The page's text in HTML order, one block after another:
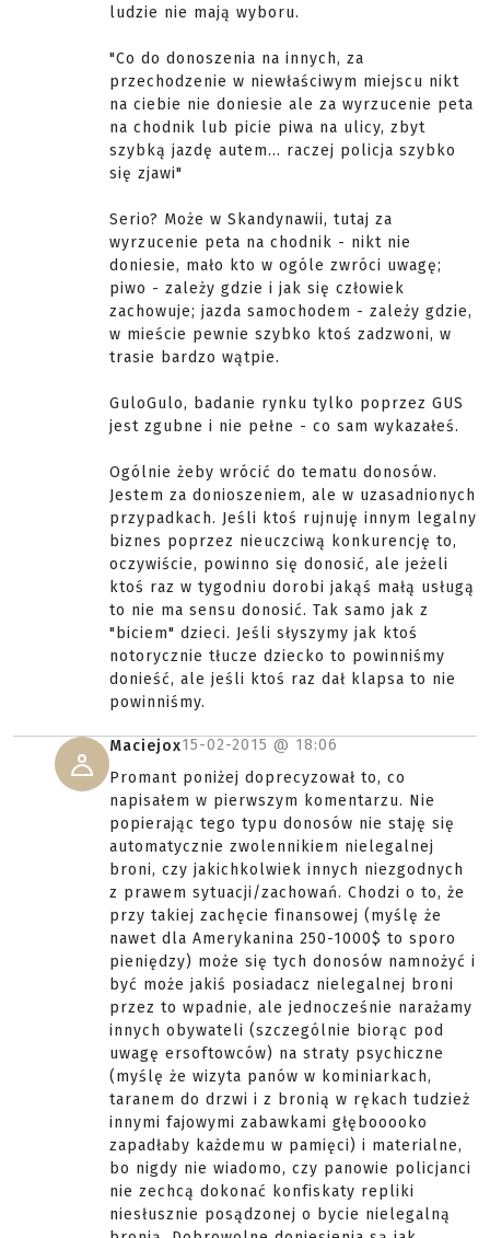
ludzie nie mają wyboru.
"Co do donoszenia na innych, za
przechodzenie w niewłaściwym miejscu nikt
na ciebie nie doniesie ale za wyrzucenie peta
na chodnik lub picie piwa na ulicy, zbyt
szybką jazdę autem... raczej policja szybko
się zjawi"
Serio? Może w Skandynawii, tutaj za
wyrzucenie peta na chodnik - nikt nie
doniesie, mało kto w ogóle zwróci uwagę;
piwo - zależy gdzie i jak się człowiek
zachowuje; jazda samochodem - zależy gdzie,
w mieście pewnie szybko ktoś zadzwoni, w
trasie bardzo wątpie.
GuloGulo, badanie rynku tylko poprzez GUS
jest zgubne i nie pełne - co sam wykazałeś.
Ogólnie żeby wrócić do tematu donosów.
Jestem za donioszeniem, ale w uzasadnionych
przypadkach. Jeśli ktoś rujnuję innym legalny
biznes poprzez nieuczciwą konkurencję to,
oczywiście, powinno się donosić, ale jeżeli
ktoś raz w tygodniu dorobi jakąś małą usługą
to nie ma sensu donosić. Tak samo jak z
"biciem" dzieci. Jeśli słyszymy jak ktoś
notorycznie tłucze dziecko to powinniśmy
donieść, ale jeśli ktoś raz dał klapsa to nie
powinniśmy.
Maciejox15-02-2015 @ 18:06
Promant poniżej doprecyzował to, co
napisałem w pierwszym komentarzu. Nie
popierając tego typu donosów nie staję się
automatycznie zwolennikiem nielegalnej
broni, czy jakichkolwiek innych niezgodnych
z prawem sytuacji/zachowań. Chodzi o to, że
przy takiej zachęcie finansowej (myślę że
nawet dla Amerykanina 250-1000$ to sporo
pieniędzy) może się tych donosów namnożyć i
być może jakiś posiadacz nielegalnej broni
przez to wpadnie, ale jednocześnie narażamy
innych obywateli (szczególnie biorąc pod
uwagę ersoftowców) na straty psychiczne
(myślę że wizyta panów w kominiarkach,
taranem do drzwi i z bronią w rękach tudzież
innymi fajowymi zabawkami głębooooko
zapadłaby każdemu w pamięci) i materialne,
bo nigdy nie wiadomo, czy panowie policjanci
nie zechcą dokonać konfiskaty repliki
niesłusznie posądzonej o bycie nielegalną